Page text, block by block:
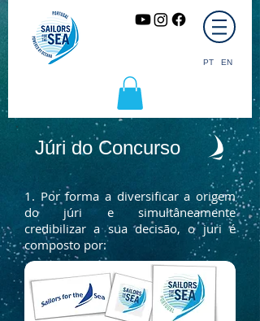
PT EN
Júri do Concurso
1. Por forma a diversificar a origem
do júri e simultâneamente
credibilizar a sua decisão, o juri é
composto por: